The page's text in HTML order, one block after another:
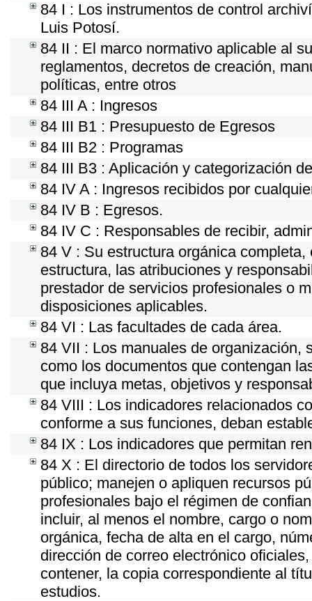
84 I : Los instrumentos de control
Luis Potosí.
84 II : El marco normativo aplicable al
reglamentos, decretos de creación,
políticas, entre otros
84 III A : Ingresos
84 III B1 : Presupuesto de Egresos
84 III B2 : Programas
84 III B3 : Aplicación y categorización
84 IV A : Ingresos recibidos por
84 IV B : Egresos.
84 IV C : Responsables de recibir,
84 V : Su estructura orgánica
estructura, las atribuciones y
prestador de servicios profesionales o
disposiciones aplicables.
84 VI : Las facultades de cada área.
84 VII : Los manuales de organización,
como los documentos que contengan
que incluya metas, objetivos y
84 VIII : Los indicadores relacionados
conforme a sus funciones, deban
84 IX : Los indicadores que permitan
84 X : El directorio de todos los
público; manejen o apliquen recursos
profesionales bajo el régimen de
incluir, al menos el nombre, cargo o
orgánica, fecha de alta en el cargo,
dirección de correo electrónico
contener, la copia correspondiente al
estudios.